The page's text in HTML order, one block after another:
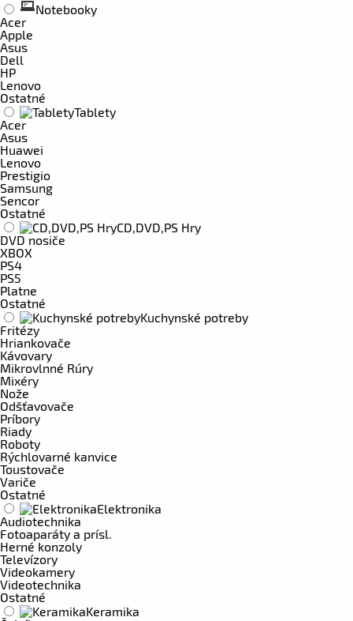
Notebooky
Acer
Apple
Asus
Dell
HP
Lenovo
Ostatné
Tablety
Acer
Asus
Huawei
Lenovo
Prestigio
Samsung
Sencor
Ostatné
CD,DVD,PS Hry
DVD nosiče
XBOX
PS4
PS5
Platne
Ostatné
Kuchynské potreby
Fritézy
Hriankovače
Kávovary
Mikrovlnné Rúry
Mixéry
Nože
Odšťavovače
Príbory
Riady
Roboty
Rýchlovarné kanvice
Toustovače
Variče
Ostatné
Elektronika
Audiotechnika
Fotoaparáty a prísl.
Herné konzoly
Televízory
Videokamery
Videotechnika
Ostatné
Keramika